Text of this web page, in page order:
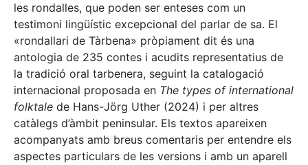
les rondalles, que poden ser enteses com un
testimoni lingüístic excepcional del parlar de sa. El
«rondallari de Tàrbena» pròpiament dit és una
antologia de 235 contes i acudits representatius de
la tradició oral tarbenera, seguint la catalogació
internacional proposada en The types of international
folktale de Hans-Jörg Uther (2024) i per altres
catàlegs d’àmbit peninsular. Els textos apareixen
acompanyats amb breus comentaris per entendre els
aspectes particulars de les versions i amb un aparell